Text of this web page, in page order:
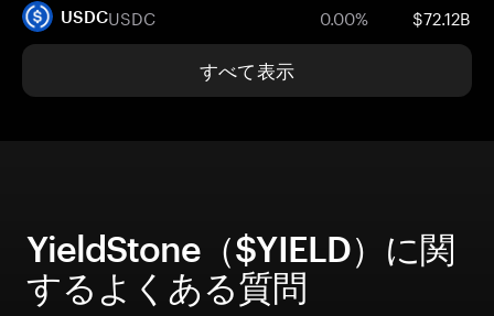
USDCUSDC 0.00% $72.12B
すべて表示
YieldStone（$YIELD）に関
するよくある質問